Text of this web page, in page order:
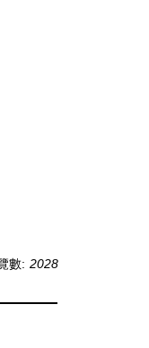
數: 2028